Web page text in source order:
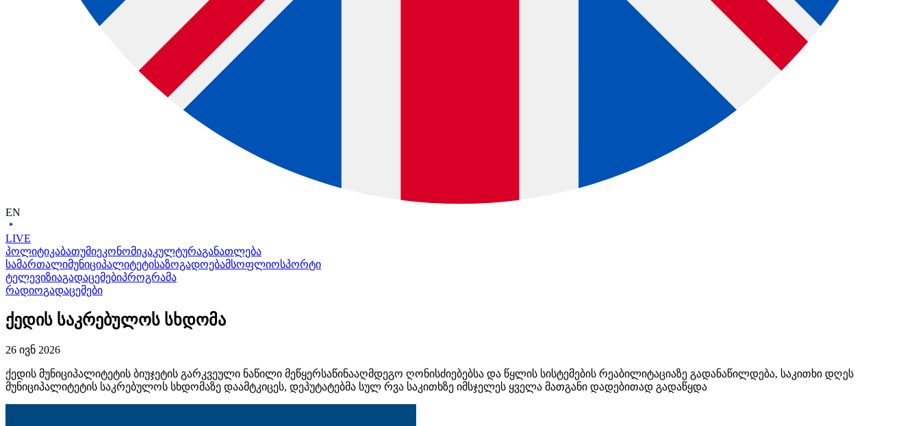
EN
LIVE
პოლიტიკაბათუმიეკონომიკაკულტურაგანათლება
სამართალიმუნიციპალიტეტისაზოგადოებამსოფლიოსპორტი
ტელევიზიაგადაცემებიპროგრამა
რადიოგადაცემები
ქედის საკრებულოს სხდომა
26 ივნ 2026
ქედის მუნიციპალიტეტის ბიუჯეტის გარკვეული ნაწილი მეწყერსაწინააღმდეგო ღონისძიებებსა და წყლის სისტემების რეაბილიტაციაზე გადანაწილდება, საკითხი დღეს
მუნიციპალიტეტის საკრებულოს სხდომაზე დაამტკიცეს, დეპუტატებმა სულ რვა საკითხზე იმსჯელეს ყველა მათგანი დადებითად გადაწყდა